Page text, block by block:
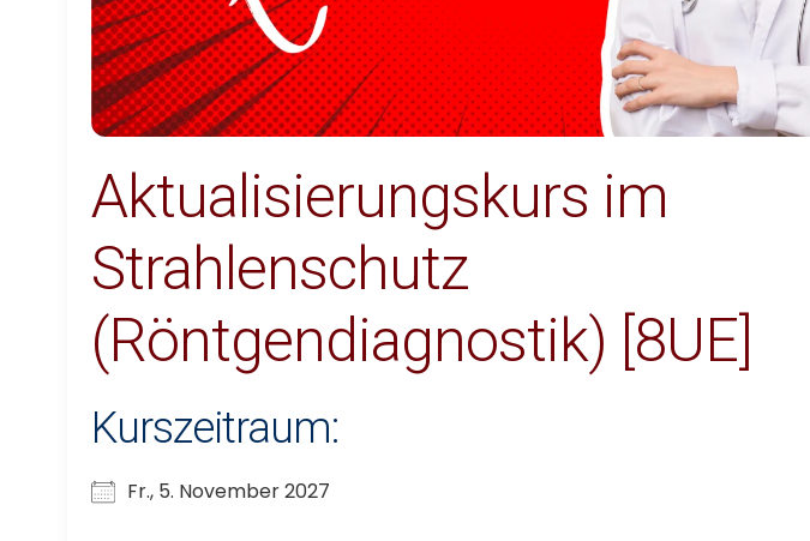
Aktualisierungskurs im
Strahlenschutz
(Röntgendiagnostik) [8UE]
Kurszeitraum:
Fr., 5. November 2027